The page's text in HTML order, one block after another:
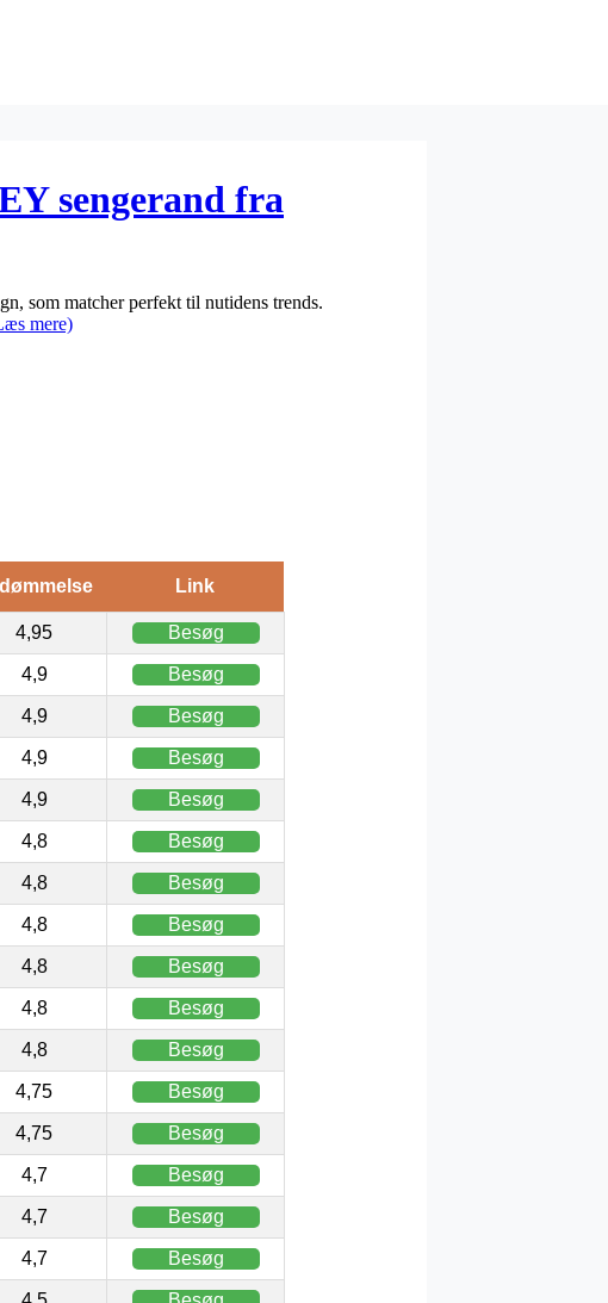
sengerand fra
som matcher perfekt til nutidens trends.
mere)
Link
4,95 Besøg
4,9 Besøg
4,9 Besøg
4,9 Besøg
4,9 Besøg
4,8 Besøg
4,8 Besøg
4,8 Besøg
4,8 Besøg
4,8 Besøg
4,8 Besøg
4,75 Besøg
4,75 Besøg
4,7 Besøg
4,7 Besøg
4,7 Besøg